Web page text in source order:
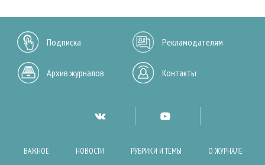
Подписка Рекламодателям
Архив журналов Контакты
ВАЖНОЕ НОВОСТИ РУБРИКИ И ТЕМЫ О ЖУРНАЛЕ